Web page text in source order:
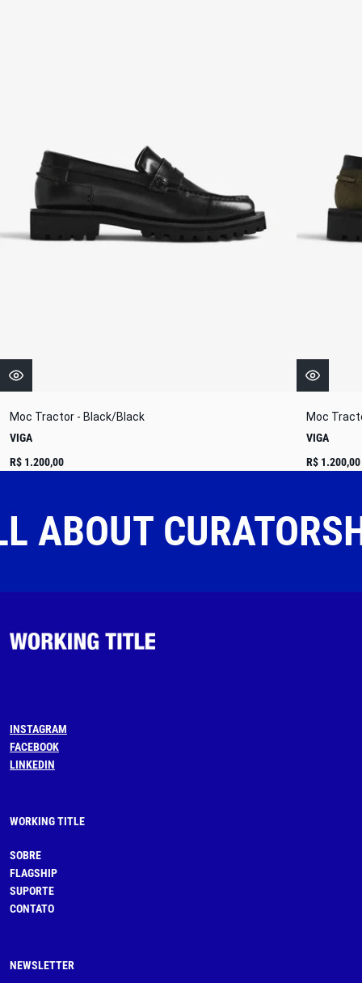
Moc Tractor - Black/Black
VIGA
R$ 1.200,00
Moc
VIGA
R$ 1.200,00
ABOUT
INSTAGRAM
FACEBOOK
LINKEDIN
WORKING TITLE
SOBRE
FLAGSHIP
SUPORTE
CONTATO
NEWSLETTER